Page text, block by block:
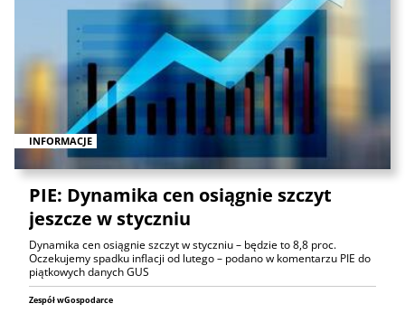
INFORMACJE
PIE: Dynamika cen osiągnie szczyt
jeszcze w styczniu
Dynamika cen osiągnie szczyt w styczniu – będzie to 8,8 proc.
Oczekujemy spadku inflacji od lutego – podano w komentarzu PIE do
piątkowych danych GUS
Zespół wGospodarce